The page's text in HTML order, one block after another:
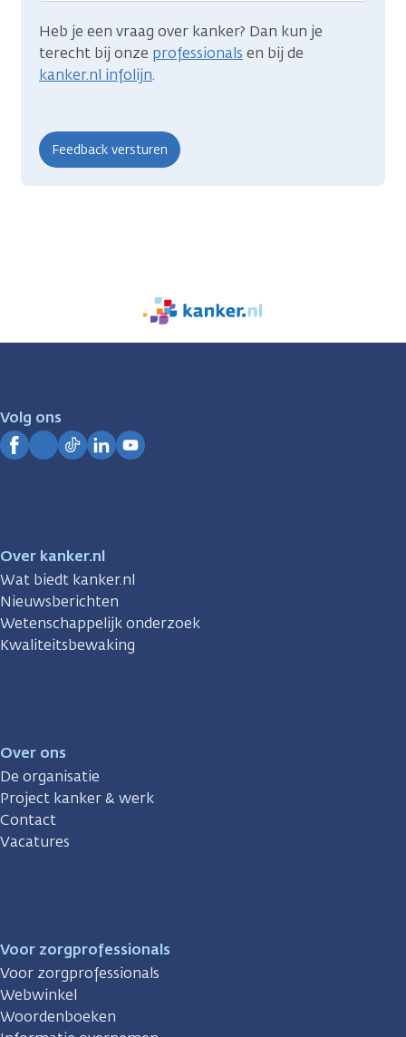
Heb je een vraag over kanker? Dan kun je
terecht bij onze professionals en bij de
kanker.nl infolijn.
We
zijn
Volg ons
Over kanker.nl
Wat biedt kanker.nl
Nieuwsberichten
Wetenschappelijk onderzoek
Kwaliteitsbewaking
Over ons
De organisatie
Project kanker & werk
Contact
Vacatures
Voor zorgprofessionals
Voor zorgprofessionals
Webwinkel
Woordenboeken